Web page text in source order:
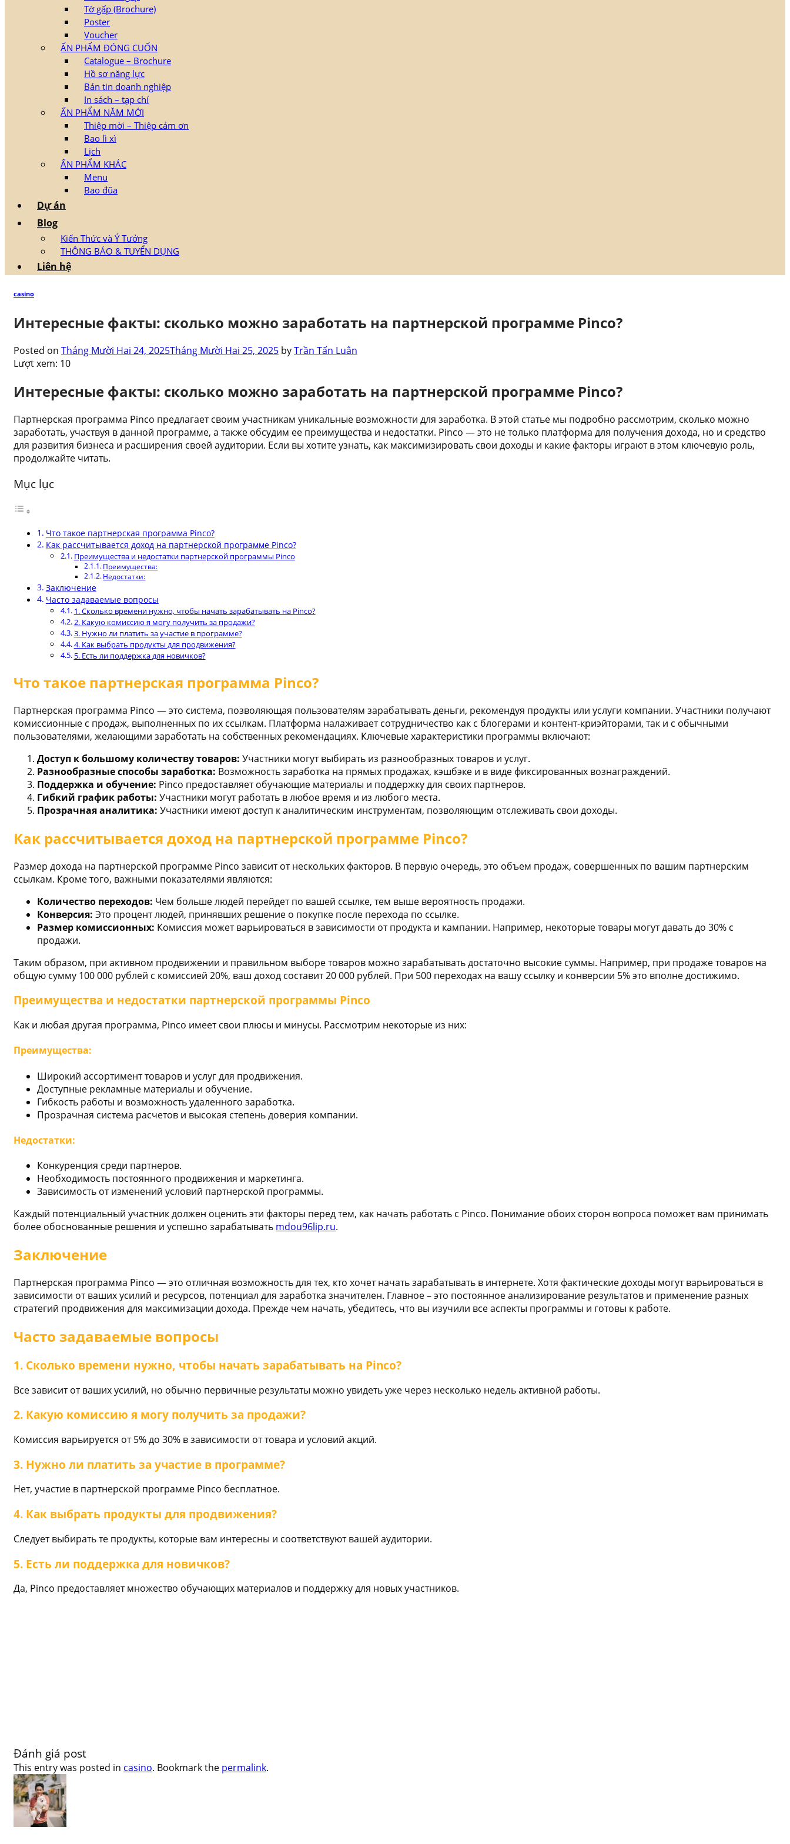
Tờ gấp (Brochure)
Poster
Voucher
ẤN PHẨM ĐÓNG CUỐN
Catalogue – Brochure
Hồ sơ năng lực
Bản tin doanh nghiệp
In sách – tạp chí
ẤN PHẨM NĂM MỚI
Thiệp mời – Thiệp cảm ơn
Bao lì xì
Lịch
ẤN PHẨM KHÁC
Menu
Bao đũa
Dự án
Blog
Kiến Thức và Ý Tưởng
THÔNG BÁO & TUYỂN DỤNG
Liên hệ
casino
Интересные факты: сколько можно заработать на партнерской программе Pinco?
Posted on Tháng Mười Hai 24, 2025Tháng Mười Hai 25, 2025 byTrần Tấn Luân
Lượt xem: 10
Интересные факты: сколько можно заработать на партнерской программе Pinco?
Партнерская программа Pinco предлагает своим участникам уникальные возможности для заработка. В этой статье мы подробно рассмотрим, сколько можно
заработать, участвуя в данной программе, а также обсудим ее преимущества и недостатки. Pinco — это не только платформа для получения дохода, но и средство
для развития бизнеса и расширения своей аудитории. Если вы хотите узнать, как максимизировать свои доходы и какие факторы играют в этом ключевую роль,
продолжайте читать.
Mục lục
Что такое партнерская программа Pinco?
Как рассчитывается доход на партнерской программе Pinco?
Преимущества и недостатки партнерской программы Pinco
Преимущества:
Недостатки:
Заключение
Часто задаваемые вопросы
1. Сколько времени нужно, чтобы начать зарабатывать на Pinco?
2. Какую комиссию я могу получить за продажи?
3. Нужно ли платить за участие в программе?
4. Как выбрать продукты для продвижения?
5. Есть ли поддержка для новичков?
Что такое партнерская программа Pinco?
Партнерская программа Pinco — это система, позволяющая пользователям зарабатывать деньги, рекомендуя продукты или услуги компании. Участники получают
комиссионные с продаж, выполненных по их ссылкам. Платформа налаживает сотрудничество как с блогерами и контент-криэйторами, так и с обычными
пользователями, желающими заработать на собственных рекомендациях. Ключевые характеристики программы включают:
Доступ к большому количеству товаров: Участники могут выбирать из разнообразных товаров и услуг.
Разнообразные способы заработка: Возможность заработка на прямых продажах, кэшбэке и в виде фиксированных вознаграждений.
Поддержка и обучение: Pinco предоставляет обучающие материалы и поддержку для своих партнеров.
Гибкий график работы: Участники могут работать в любое время и из любого места.
Прозрачная аналитика: Участники имеют доступ к аналитическим инструментам, позволяющим отслеживать свои доходы.
Как рассчитывается доход на партнерской программе Pinco?
Размер дохода на партнерской программе Pinco зависит от нескольких факторов. В первую очередь, это объем продаж, совершенных по вашим партнерским
ссылкам. Кроме того, важными показателями являются:
Количество переходов: Чем больше людей перейдет по вашей ссылке, тем выше вероятность продажи.
Конверсия: Это процент людей, принявших решение о покупке после перехода по ссылке.
Размер комиссионных: Комиссия может варьироваться в зависимости от продукта и кампании. Например, некоторые товары могут давать до 30% с
продажи.
Таким образом, при активном продвижении и правильном выборе товаров можно зарабатывать достаточно высокие суммы. Например, при продаже товаров на
общую сумму 100 000 рублей с комиссией 20%, ваш доход составит 20 000 рублей. При 500 переходах на вашу ссылку и конверсии 5% это вполне достижимо.
Преимущества и недостатки партнерской программы Pinco
Как и любая другая программа, Pinco имеет свои плюсы и минусы. Рассмотрим некоторые из них:
Преимущества:
Широкий ассортимент товаров и услуг для продвижения.
Доступные рекламные материалы и обучение.
Гибкость работы и возможность удаленного заработка.
Прозрачная система расчетов и высокая степень доверия компании.
Недостатки:
Конкуренция среди партнеров.
Необходимость постоянного продвижения и маркетинга.
Зависимость от изменений условий партнерской программы.
Каждый потенциальный участник должен оценить эти факторы перед тем, как начать работать с Pinco. Понимание обоих сторон вопроса поможет вам принимать
более обоснованные решения и успешно зарабатывать mdou96lip.ru.
Заключение
Партнерская программа Pinco — это отличная возможность для тех, кто хочет начать зарабатывать в интернете. Хотя фактические доходы могут варьироваться в
зависимости от ваших усилий и ресурсов, потенциал для заработка значителен. Главное – это постоянное анализирование результатов и применение разных
стратегий продвижения для максимизации дохода. Прежде чем начать, убедитесь, что вы изучили все аспекты программы и готовы к работе.
Часто задаваемые вопросы
1. Сколько времени нужно, чтобы начать зарабатывать на Pinco?
Все зависит от ваших усилий, но обычно первичные результаты можно увидеть уже через несколько недель активной работы.
2. Какую комиссию я могу получить за продажи?
Комиссия варьируется от 5% до 30% в зависимости от товара и условий акций.
3. Нужно ли платить за участие в программе?
Нет, участие в партнерской программе Pinco бесплатное.
4. Как выбрать продукты для продвижения?
Следует выбирать те продукты, которые вам интересны и соответствуют вашей аудитории.
5. Есть ли поддержка для новичков?
Да, Pinco предоставляет множество обучающих материалов и поддержку для новых участников.
Đánh giá post
This entry was posted in casino. Bookmark the permalink.